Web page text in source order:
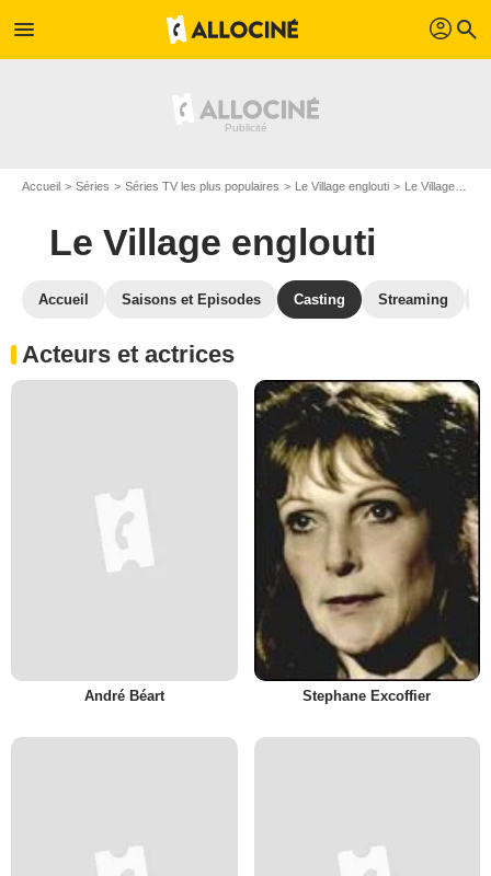
menu profil search
Accueil Séries Séries TV les plus populaires Le Village englouti Le Village englouti S01
Le Village englouti
Accueil Saisons et Episodes Casting Streaming
Acteurs et actrices
André Béart Stephane Excoffier